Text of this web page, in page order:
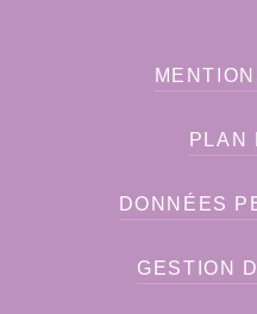
PLAN
DONNÉES
GESTION